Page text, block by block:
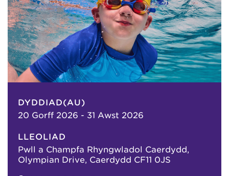
DYDDIAD(AU)
20 Gorff 2026 - 31 Awst 2026
LLEOLIAD
Pwll a Champfa Rhyngwladol Caerdydd,
Olympian Drive, Caerdydd CF11 0JS